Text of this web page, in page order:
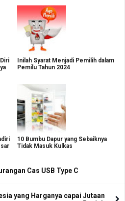
Inilah Syarat Menjadi Pemilih dalam
Pemilu Tahun 2024
10 Bumbu Dapur yang Sebaiknya
Tidak Masuk Kulkas
Cas USB Type C
yang Harganya capai Jutaan